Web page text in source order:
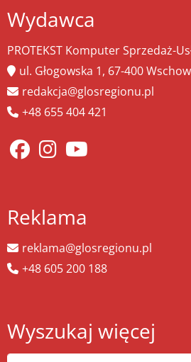
Wydawca
PROTEKST Komputer Sprzedaż-
ul. Głogowska 1, 67-400
redakcja@glosregionu.pl
+48 655 404 421
Reklama
reklama@glosregionu.pl
+48 605 200 188
Wyszukaj więcej